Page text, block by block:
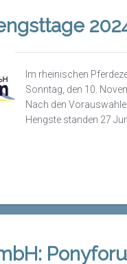
Im rheinischen
Sonntag, den 10.
Nach den
Hengste standen 27